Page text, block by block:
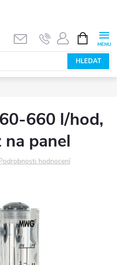
HLEDAT
NÁKUPNÍ
KOŠÍK
660 l/hod,
panel
hodnocení